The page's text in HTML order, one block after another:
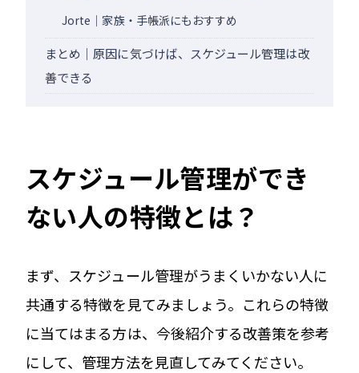
Jorte｜家族・手帳派にもおすすめ
まとめ｜原因に気づけば、スケジュール管理は改
善できる
スケジュール管理ができ
ない人の特徴とは？
まず、スケジュール管理がうまくいかない人に
共通する特徴を見てみましょう。これらの特徴
に当てはまる方は、今後紹介する改善策を参考
にして、管理方法を見直してみてください。